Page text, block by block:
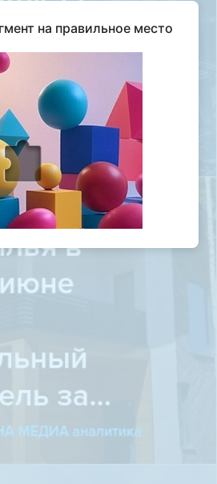
на правильное место